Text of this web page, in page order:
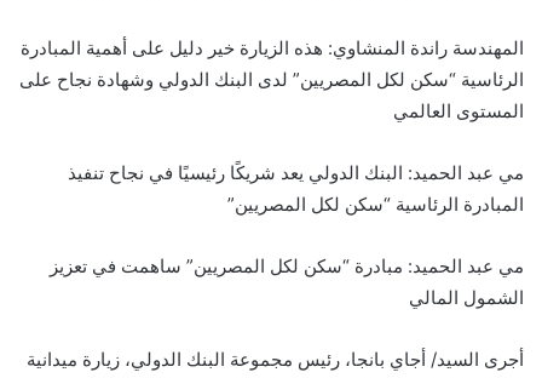
المهندسة راندة المنشاوي: هذه الزيارة خير دليل على أهمية المبادرة
الرئاسية “سكن لكل المصريين” لدى البنك الدولي وشهادة نجاح على
المستوى العالمي
مي عبد الحميد: البنك الدولي يعد شريكًا رئيسيًا في نجاح تنفيذ
المبادرة الرئاسية “سكن لكل المصريين”
مي عبد الحميد: مبادرة “سكن لكل المصريين” ساهمت في تعزيز
الشمول المالي
أجرى السيد/ أجاي بانجا، رئيس مجموعة البنك الدولي، زيارة ميدانية